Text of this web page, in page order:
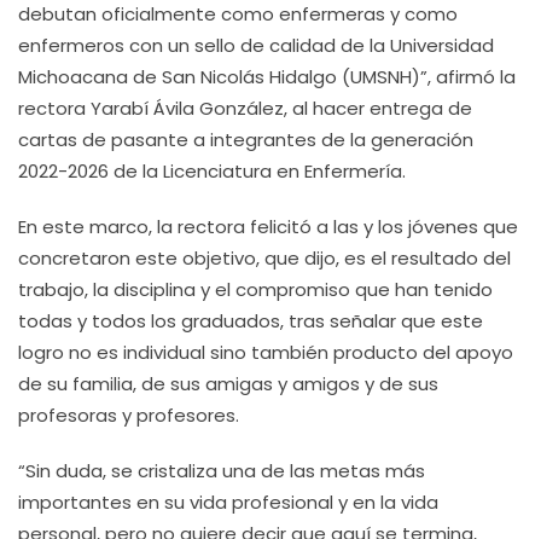
debutan oficialmente como enfermeras y como
enfermeros con un sello de calidad de la Universidad
Michoacana de San Nicolás Hidalgo (UMSNH)”, afirmó la
rectora Yarabí Ávila González, al hacer entrega de
cartas de pasante a integrantes de la generación
2022-2026 de la Licenciatura en Enfermería.
En este marco, la rectora felicitó a las y los jóvenes que
concretaron este objetivo, que dijo, es el resultado del
trabajo, la disciplina y el compromiso que han tenido
todas y todos los graduados, tras señalar que este
logro no es individual sino también producto del apoyo
de su familia, de sus amigas y amigos y de sus
profesoras y profesores.
“Sin duda, se cristaliza una de las metas más
importantes en su vida profesional y en la vida
personal, pero no quiere decir que aquí se termina,